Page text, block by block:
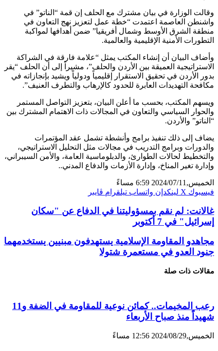
وقالت الوزارة في بيان مشترك مع الحلف إن قمة “الناتو” في
واشنطن العاصمة اعتمدت “خطة عمل لتعزيز نهج التعاون في
منطقة الشرق الأوسط وشمال أفريقيا” ضمن أهدافها لمواكبة
التطورات الأمنية الإقليمية والعالمية.
وأضاف البيان أن إنشاء المكتب يمثل “علامة فارقة في الشراكة
الاستراتيجية العميقة بين الأردن والحلف”، مشيراً إلى أن الحلف “يقر
بدور الأردن في تحقيق الاستقرار إقليمياً ودولياً ويشيد بإنجازاته في
مكافحة التهديدات العابرة للحدود كالإرهاب والتطرف العنيف”.
ويسهم المكتب، بحسب ما أعلن البيان، بتعزيز التواصل المستمر
والحوار السياسي والتعاون في المجالات ذات الاهتمام المشترك بين
“الناتو” والأردن.
يضاف إلى ذلك تنفيذ برامج وأنشطة تشمل عقد المؤتمرات
والدورات وبرامج التدريب في مجالات مثل التحليل الاستراتيجي،
والتخطيط لحالات الطوارئ، والدبلوماسية العامة، والأمن السيبراني،
وإدارة تغير المناخ، وإدارة الأزمات والدفاع المدني..
الخميس,2024/07/11 6:59 مساءً
فيسبوك X لينكدإن واتساب تيلقرام ڤايبر
غالانت: لم نقم بمسؤوليتنا في الدفاع عن "سكان
إسرائيل" في 7 أكتوبر
مجاهدو ‏المقاومة الإسلامية يستهدفون مبنيين يستخدمهما
جنود العدو في ‌‏مستعمرة شتولا
مقالات ذات صلة
رعب المخيمات.. كمائن نوعية للمقاومة في الضفة و11
شهيداً منذ صباح الأربعاء
الخميس,2024/08/29 12:56 مساءً